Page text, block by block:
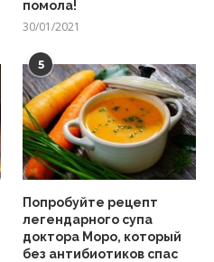
помола!
30/01/2021
5
Попробуйте рецепт
легендарного супа
доктора Моро, который
без антибиотиков спас